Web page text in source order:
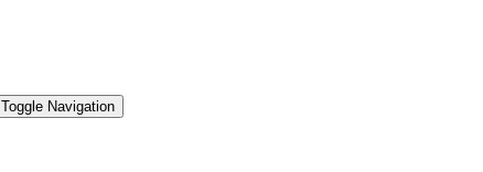
Toggle Navigation